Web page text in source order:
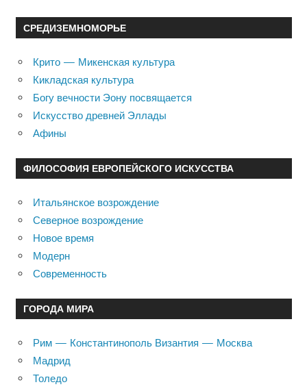
СРЕДИЗЕМНОМОРЬЕ
Крито — Микенская культура
Кикладская культура
Богу вечности Эону посвящается
Искусство древней Эллады
Афины
ФИЛОСОФИЯ ЕВРОПЕЙСКОГО ИСКУССТВА
Итальянское возрождение
Северное возрождение
Новое время
Модерн
Современность
ГОРОДА МИРА
Рим — Константинополь Византия — Москва
Мадрид
Толедо